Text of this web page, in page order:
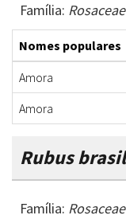
Família: Rosaceae
Nomes populares
Amora
Amora
Rubus
Família: Rosaceae